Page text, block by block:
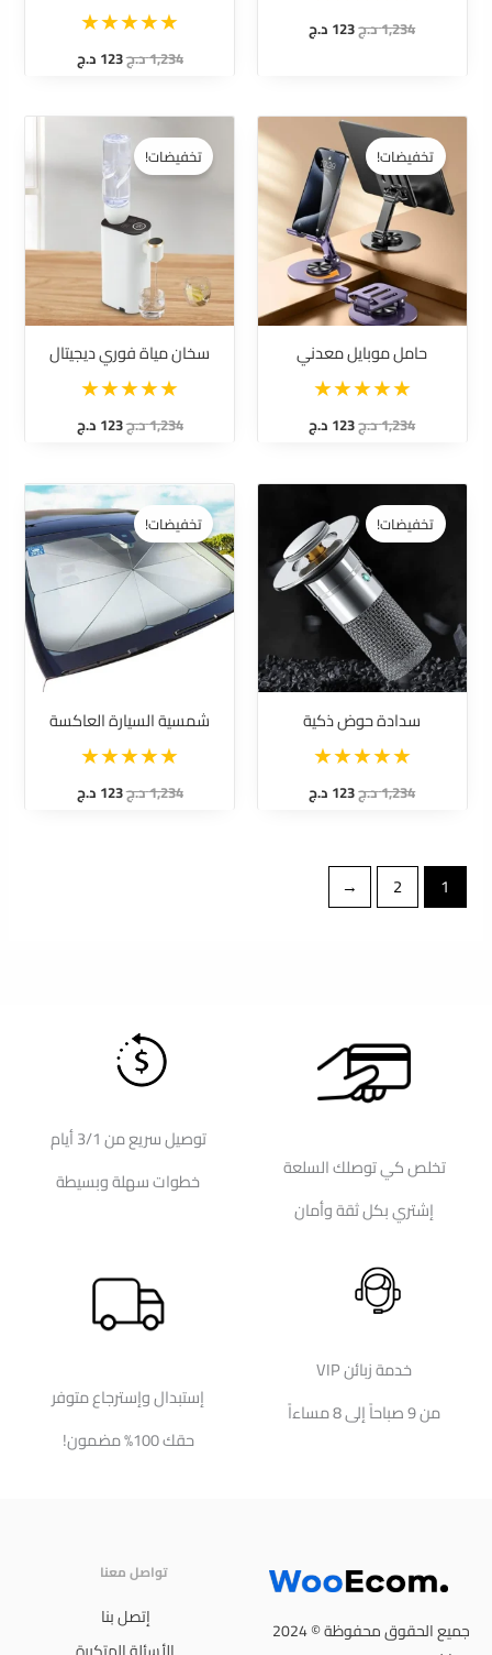
1,234د.ج123 د.ج
1,234د.ج123 د.ج
تخفيضات!
حامل موبايل معدني
1,234د.ج
السعر
الأصلي
هو:
1,234 د.ج.
123 د.ج
السعر
الحالي
هو:
123 د.ج.
تخفيضات!
سخان مياة فوري ديجيتال
1,234د.ج
السعر
الأصلي
هو:
1,234 د.ج.
123 د.ج
السعر
هو:
تخفيضات!
سدادة حوض ذكية
1,234د.ج
السعر
الأصلي
هو:
1,234 د.ج.
123 د.ج
السعر
هو:
123 د.ج.
تخفيضات!
شمسية السيارة العاكسة
1,234د.ج
السعر
الأصلي
هو:
1,234 د.ج.
123 د.ج
السعر
الحالي
هو:
123 د.ج.
1
2
←
تخلص كي توصلك السلعة
إشتري بكل ثقة وأمان
توصيل سريع من 3/1 أيام
خطوات سهلة وبسيطة
خدمة زبائن VIP
من 9 صباحاً إلى 8 مساءاً
إستبدال وإسترجاع متوفر
حقك 100% مضمون!
جميع الحقوق محفوظة © 2024
تواصل معنا
إتصل بنا